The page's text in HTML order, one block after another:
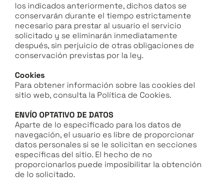
los indicados anteriormente, dichos datos se
conservarán durante el tiempo estrictamente
necesario para prestar al usuario el servicio
solicitado y se eliminarán inmediatamente
después, sin perjuicio de otras obligaciones de
conservación previstas por la ley.
Cookies
Para obtener información sobre las cookies del
sitio web, consulta la Política de Cookies.
ENVÍO OPTATIVO DE DATOS
Aparte de lo especificado para los datos de
navegación, el usuario es libre de proporcionar
datos personales si se le solicitan en secciones
específicas del sitio. El hecho de no
proporcionarlos puede imposibilitar la obtención
de lo solicitado.